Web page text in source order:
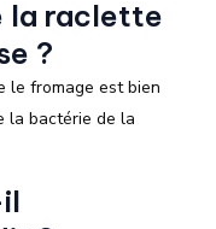
la raclette
?
le fromage est bien
la bactérie de la